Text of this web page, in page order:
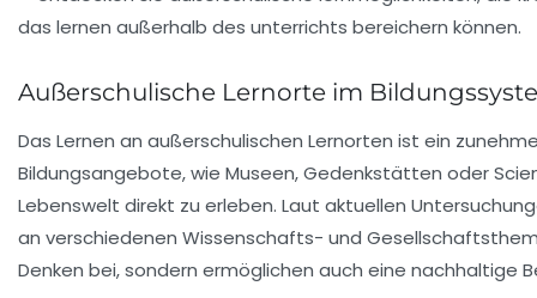
Außerschulische Lernorte im
Das Lernen an außerschulischen Lernorten ist ein
Bildungsangebote, wie Museen, Gedenkstätten oder
Lebenswelt direkt zu erleben. Laut aktuellen
an verschiedenen Wissenschafts- und
Denken bei, sondern ermöglichen auch eine